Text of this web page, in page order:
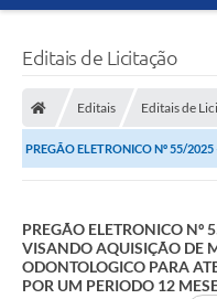
Carta de Serviços
Telefones Úteis
IPTU, ALVARÁ, ISS E OUTROS
Editais de Licitação
Editais Editais de
PREGÃO ELETRONICO Nº 55/
AQUISIÇÃO DE MATERIAL
PREGÃO ELETRONICO Nº
VISANDO AQUISIÇÃO DE
ODONTOLOGICO PARA
POR UM PERIODO 12